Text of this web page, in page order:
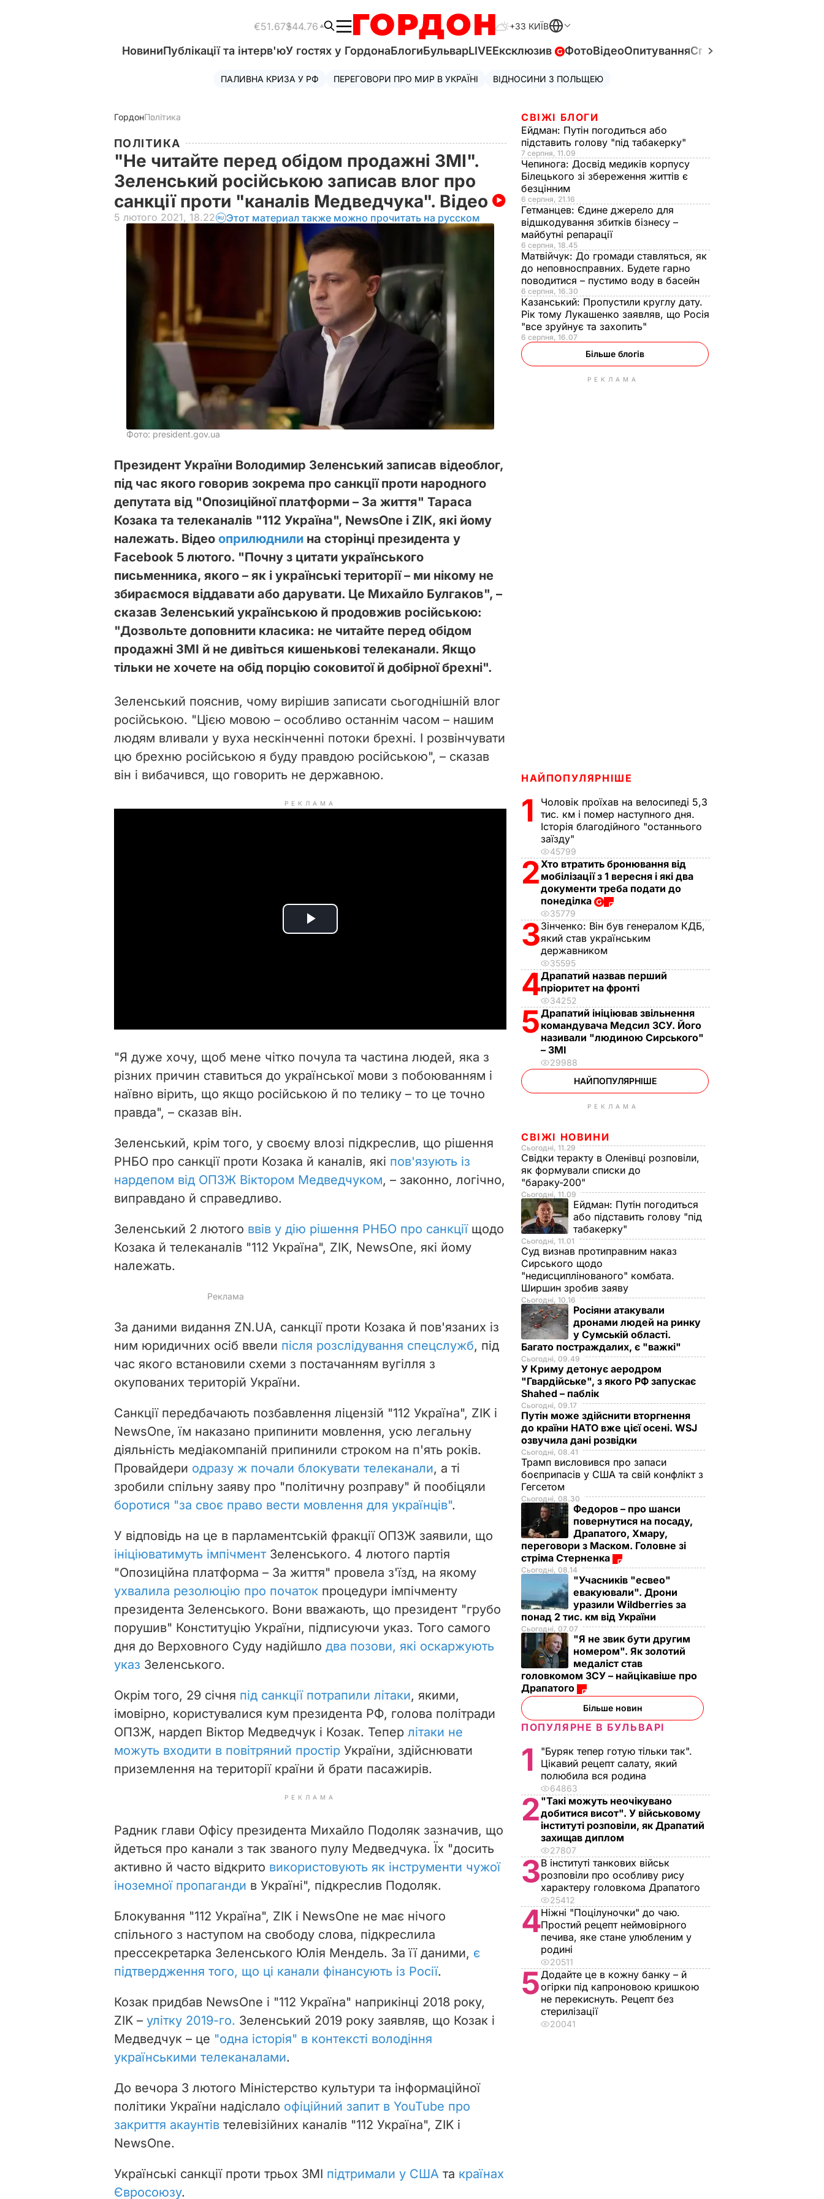
€51.67$44.76 +33 КИЇВ
НовиниПублікації та інтерв'юУ гостях у ГордонаБлогиБульварLIVEЕксклюзив ФотоВідеоОпитуванняСпецпроєкти
ПАЛИВНА КРИЗА У РФ ПЕРЕГОВОРИ ПРО МИР В УКРАЇНІ ВІДНОСИНИ З ПОЛЬЩЕЮ
ГордонПолітика
ПОЛІТИКА
"Не читайте перед обідом продажні ЗМІ".
Зеленський російською записав влог про
санкції проти "каналів Медведчука". Відео
5 лютого 2021, 18.22 Этот материал также можно прочитать на русском
Фото: president.gov.ua
Президент України Володимир Зеленський записав відеоблог,
під час якого говорив зокрема про санкції проти народного
депутата від "Опозиційної платформи – За життя" Тараса
Козака та телеканалів "112 Україна", NewsOne і ZIK, які йому
належать. Відео оприлюднили на сторінці президента у
Facebook 5 лютого. "Почну з цитати українського
письменника, якого – як і українські території – ми нікому не
збираємося віддавати або дарувати. Це Михайло Булгаков", –
сказав Зеленський українською й продовжив російською:
"Дозвольте доповнити класика: не читайте перед обідом
продажні ЗМІ й не дивіться кишенькові телеканали. Якщо
тільки не хочете на обід порцію соковитої й добірної брехні".
Зеленський пояснив, чому вирішив записати сьогоднішній влог
російською. "Цією мовою – особливо останнім часом – нашим
людям вливали у вуха нескінченні потоки брехні. І розвінчувати
цю брехню російською я буду правдою російською", – сказав
він і вибачився, що говорить не державною.
РЕКЛАМА
P
i
d
o
"Я дуже хочу, щоб мене чітко почула та частина людей, яка з
різних причин ставиться до української мови з побоюванням і
наївно вірить, що якщо російською й по телику – то це точно
правда", – сказав він.
Зеленський, крім того, у своєму влозі підкреслив, що рішення
РНБО про санкції проти Козака й каналів, які пов'язують із
нардепом від ОПЗЖ Віктором Медведчуком, – законно, логічно,
виправдано й справедливо.
Зеленський 2 лютого ввів у дію рішення РНБО про санкції щодо
Козака й телеканалів "112 Україна", ZIK, NewsOne, які йому
належать.
За даними видання ZN.UA, санкції проти Козака й пов'язаних із
ним юридичних осіб ввели після розслідування спецслужб, під
час якого встановили схеми з постачанням вугілля з
окупованих територій України.
Санкції передбачають позбавлення ліцензій "112 Україна", ZIK і
NewsOne, їм наказано припинити мовлення, усю легальну
діяльність медіакомпаній припинили строком на п'ять років.
Провайдери одразу ж почали блокувати телеканали, а ті
зробили спільну заяву про "політичну розправу" й пообіцяли
боротися "за своє право вести мовлення для українців".
У відповідь на це в парламентській фракції ОПЗЖ заявили, що
ініціюватимуть імпічментЗеленського. 4 лютого партія
"Опозиційна платформа – За життя" провела з'їзд, на якому
ухвалила резолюцію про початок процедури імпічменту
президента Зеленського. Вони вважають, що президент "грубо
порушив" Конституцію України, підписуючи указ. Того самого
дня до Верховного Суду надійшло два позови, які оскаржують
указ Зеленського.
Окрім того, 29 січня під санкції потрапили літаки, якими,
імовірно, користувалися кум президента РФ, голова політради
ОПЗЖ, нардеп Віктор Медведчук і Козак. Тепер літаки не
можуть входити в повітряний простір України, здійснювати
приземлення на території країни й брати пасажирів.
РЕКЛАМА
Радник глави Офісу президента Михайло Подоляк зазначив, що
йдеться про канали з так званого пулу Медведчука. Їх "досить
активно й часто відкрито використовують як інструменти чужої
іноземної пропаганди в Україні", підкреслив Подоляк.
Блокування "112 Україна", ZIK і NewsOne не має нічого
спільного з наступом на свободу слова, підкреслила
прессекретарка Зеленського Юлія Мендель. За її даними, є
підтвердження того, що ці канали фінансують із Росії.
Козак придбав NewsOne і "112 Україна" наприкінці 2018 року,
ZIK – улітку 2019-го. Зеленський 2019 року заявляв, що Козак і
Медведчук – це "одна історія" в контексті володіння
українськими телеканалами.
До вечора 3 лютого Міністерство культури та інформаційної
політики України надіслало офіційний запит в YouTube про
закриття акаунтів телевізійних каналів "112 Україна", ZIK і
NewsOne.
Українські санкції проти трьох ЗМІ підтримали у США та країнах
Євросоюзу.
СВІЖІ БЛОГИ
Ейдман: Путін погодиться або
підставить голову "під табакерку"
7 серпня, 11.09
Чепинога: Досвід медиків корпусу
Білецького зі збереження життів є
безцінним
6 серпня, 21.16
Гетманцев: Єдине джерело для
відшкодування збитків бізнесу –
майбутні репарації
6 серпня, 18.45
Матвійчук: До громади ставляться, як
до неповносправних. Будете гарно
поводитися – пустимо воду в басейн
6 серпня, 16.30
Казанський: Пропустили круглу дату.
Рік тому Лукашенко заявляв, що Росія
"все зруйнує та захопить"
6 серпня, 16.07
Більше блогів
РЕКЛАМА
НАЙПОПУЛЯРНІШЕ
1
Чоловік проїхав на велосипеді 5,3
тис. км і помер наступного дня.
Історія благодійного "останнього
заїзду"
45799
2Хто втратить бронювання від
мобілізації з 1 вересня і які два
документи треба подати до
понеділка
35779
3Зінченко: Він був генералом КДБ,
який став українським
державником
35595
4Драпатий назвав перший
пріоритет на фронті
34252
5Драпатий ініціював звільнення
командувача Медсил ЗСУ. Його
називали "людиною Сирського"
– ЗМІ
29988
НАЙПОПУЛЯРНІШЕ
РЕКЛАМА
СВІЖІ НОВИНИ
Сьогодні, 11.29
Свідки теракту в Оленівці розповіли,
як формували списки до
"бараку-200"
Сьогодні, 11.09
Ейдман: Путін погодиться
або підставить голову "під
табакерку"
Сьогодні, 11.01
Суд визнав протиправним наказ
Сирського щодо
"недисциплінованого" комбата.
Ширшин зробив заяву
Сьогодні, 10.16
Росіяни атакували
дронами людей на ринку
у Сумській області.
Багато постраждалих, є "важкі"
Сьогодні, 09.49
У Криму детонує аеродром
"Гвардійське", з якого РФ запускає
Shahed – паблік
Сьогодні, 09.17
Путін може здійснити вторгнення
до країни НАТО вже цієї осені. WSJ
озвучила дані розвідки
Сьогодні, 08.41
Трамп висловився про запаси
боєприпасів у США та свій конфлікт з
Гегсетом
Сьогодні, 08.30
Федоров – про шанси
повернутися на посаду,
Драпатого, Хмару,
переговори з Маском. Головне зі
стріма Стерненка
Сьогодні, 08.14
"Учасників "есвео"
евакуювали". Дрони
уразили Wildberries за
понад 2 тис. км від України
Сьогодні, 07.07
"Я не звик бути другим
номером". Як золотий
медаліст став
головкомом ЗСУ – найцікавіше про
Драпатого
Більше новин
ПОПУЛЯРНЕ В БУЛЬВАРІ
1
"Буряк тепер готую тільки так".
Цікавий рецепт салату, який
полюбила вся родина
64863
2 "Такі можуть неочікувано
добитися висот". У військовому
інституті розповіли, як Драпатий
захищав диплом
27807
3В інституті танкових військ
розповіли про особливу рису
характеру головкома Драпатого
25412
4Ніжні "Поцілуночки" до чаю.
Простий рецепт неймовірного
печива, яке стане улюбленим у
родині
20511
5Додайте це в кожну банку – й
огірки під капроновою кришкою
не перекиснуть. Рецепт без
стерилізації
20041